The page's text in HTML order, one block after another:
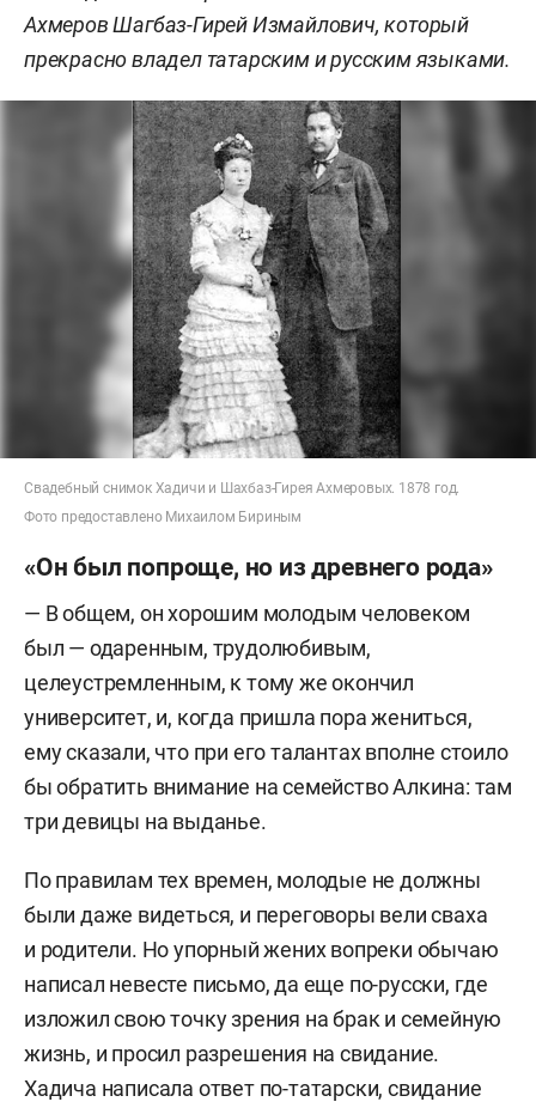
Ахмеров Шагбаз-Гирей Измайлович, который
прекрасно владел татарским и русским языками.
Свадебный снимок Хадичи и Шахбаз-Гирея Ахмеровых. 1878 год.
Фото предоставлено Михаилом Бириным
«Он был попроще, но из древнего рода»
— В общем, он хорошим молодым человеком
был — одаренным, трудолюбивым,
целеустремленным, к тому же окончил
университет, и, когда пришла пора жениться,
ему сказали, что при его талантах вполне стоило
бы обратить внимание на семейство Алкина: там
три девицы на выданье.
По правилам тех времен, молодые не должны
были даже видеться, и переговоры вели сваха
и родители. Но упорный жених вопреки обычаю
написал невесте письмо, да еще по-русски, где
изложил свою точку зрения на брак и семейную
жизнь, и просил разрешения на свидание.
Хадича написала ответ по-татарски, свидание